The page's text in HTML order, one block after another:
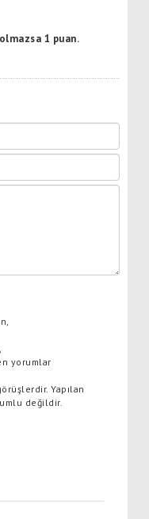
1 puan.
yorumlar
Yapılan
değildir.